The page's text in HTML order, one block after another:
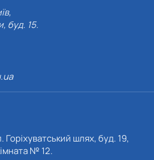
буд. 15.
Горіхуватський шлях, буд. 19,
№ 12.